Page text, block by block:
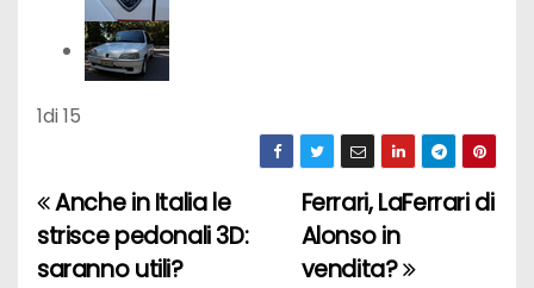
1di 15
N
a
Ferrari, LaFerrari di
Alonso in
vendita?
Anche in Italia le
strisce pedonali 3D:
saranno utili?